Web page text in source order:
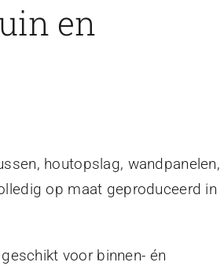
en
houtopslag, wandpanelen,
op maat geproduceerd in
voor binnen- én